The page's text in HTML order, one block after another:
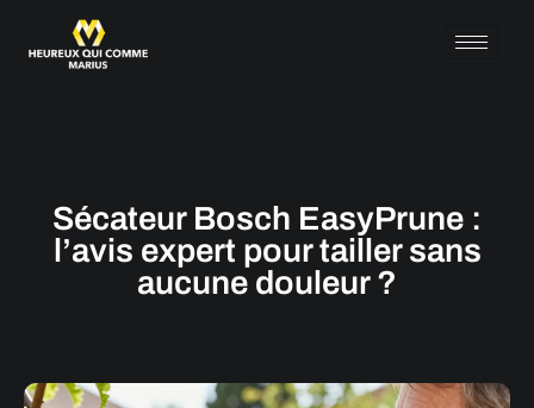
Sécateur Bosch EasyPrune :
l’avis expert pour tailler sans
aucune douleur ?